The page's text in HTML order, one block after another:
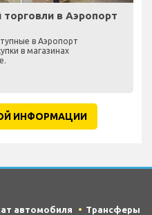
в Аэропорт
в Аэропорт
в магазинах
ИНФОРМАЦИИ
автомобиля
Трансферы